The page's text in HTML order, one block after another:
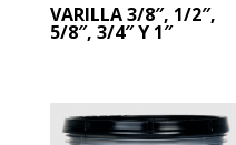
VARILLA 3/8″, 1/2″,
5/8″, 3/4″ Y 1″